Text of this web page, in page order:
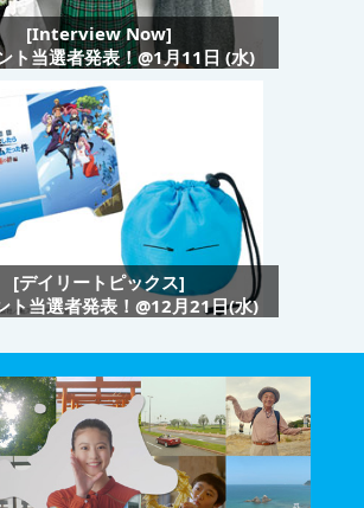
[Interview Now]
ト当選者発表！@1月11日 (水)
[デイリートピックス]
ト当選者発表！@12月21日(水)